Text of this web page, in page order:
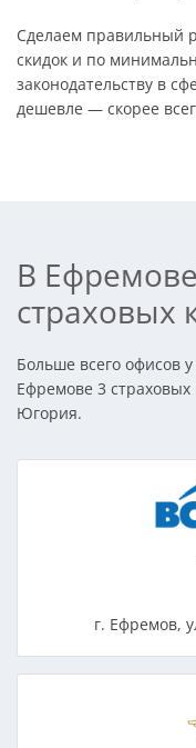
Сделаем правильный
скидок и по
законодательству в
дешевле — скорее
В
страховых
Больше всего офисов
Ефремове 3 страховых
Югория.
г. Ефремов,